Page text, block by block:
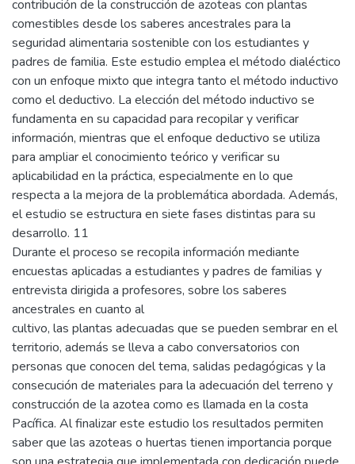
contribución de la construcción de azoteas con plantas
comestibles desde los saberes ancestrales para la
seguridad alimentaria sostenible con los estudiantes y
padres de familia. Este estudio emplea el método dialéctico
con un enfoque mixto que integra tanto el método inductivo
como el deductivo. La elección del método inductivo se
fundamenta en su capacidad para recopilar y verificar
información, mientras que el enfoque deductivo se utiliza
para ampliar el conocimiento teórico y verificar su
aplicabilidad en la práctica, especialmente en lo que
respecta a la mejora de la problemática abordada. Además,
el estudio se estructura en siete fases distintas para su
desarrollo. 11
Durante el proceso se recopila información mediante
encuestas aplicadas a estudiantes y padres de familias y
entrevista dirigida a profesores, sobre los saberes
ancestrales en cuanto al
cultivo, las plantas adecuadas que se pueden sembrar en el
territorio, además se lleva a cabo conversatorios con
personas que conocen del tema, salidas pedagógicas y la
consecución de materiales para la adecuación del terreno y
construcción de la azotea como es llamada en la costa
Pacífica. Al finalizar este estudio los resultados permiten
saber que las azoteas o huertas tienen importancia porque